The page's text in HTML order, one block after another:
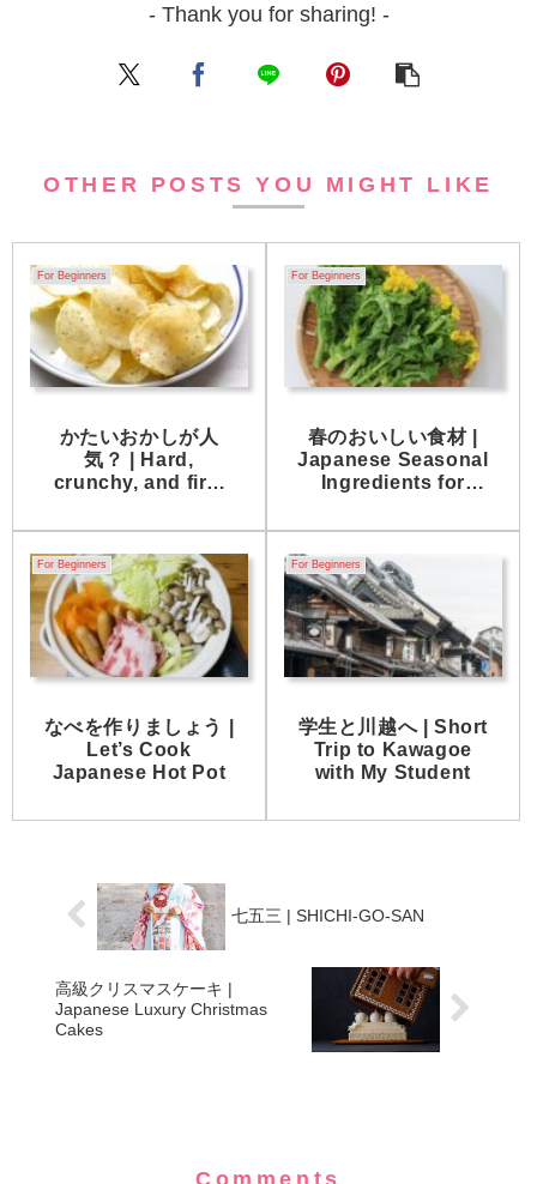
- Thank you for sharing! -
OTHER POSTS YOU MIGHT LIKE
For Beginners
かたいおかしが人
気？ | Hard,
crunchy, and firm
becoming popular.
For Beginners
春のおいしい食材 |
Japanese Seasonal
Ingredients for
For Beginners
なべを作りましょう |
Let’s Cook
Japanese Hot Pot
For Beginners
学生と川越へ | Short
Trip to Kawagoe
with My Student
七五三 | SHICHI-GO-SAN
高級クリスマスケーキ |
Japanese Luxury Christmas
Cakes